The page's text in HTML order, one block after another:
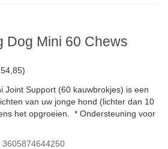
Dog Mini 60 Chews
Joint Support (60 kauwbrokjes) is een
van uw jonge hond (lichter dan 10
het opgroeien. * Ondersteuning voor
3605874644250